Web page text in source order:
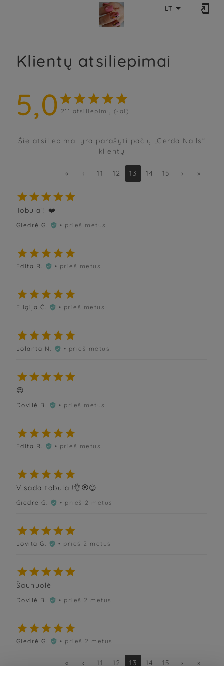
LT  
Klientų atsiliepimai
5,0     
211 atsiliepimų (-ai)
Šie atsiliepimai yra parašyti pačių „Gerda Nails“
klientų
« ‹ 11 12 13 14 15 › »

Tobulai! ❤️
Giedrė G.  • prieš metus

Edita R.  • prieš metus

Eligija Č.  • prieš metus

Jolanta N.  • prieš metus

😍
Dovilė B.  • prieš metus

Edita R.  • prieš metus

Visada tobulai!👌🏵😊
Giedrė G.  • prieš 2 metus

Jovita G.  • prieš 2 metus

Šaunuolė
Dovilė B.  • prieš 2 metus

Giedrė G.  • prieš 2 metus
« ‹ 11 12 13 14 15 › »